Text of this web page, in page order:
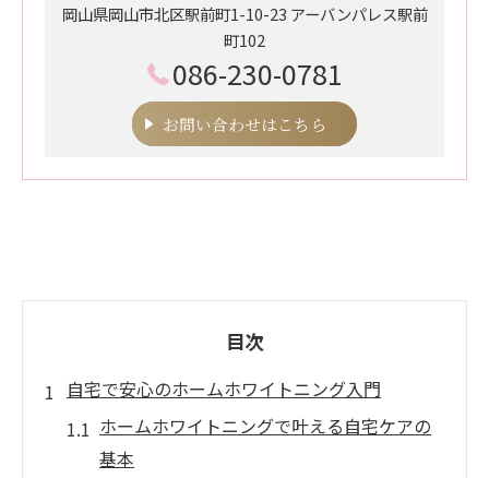
岡山県岡山市北区駅前町1-10-23 アーバンパレス駅前
町102
086-230-0781
お問い合わせはこちら
目次
自宅で安心のホームホワイトニング入門
ホームホワイトニングで叶える自宅ケアの
基本